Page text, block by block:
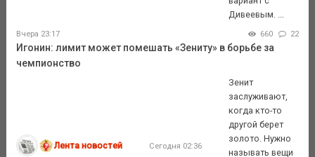
Дивеевым. ...
Вчера 23:17 660 22
Игонин: лимит может помешать «Зениту» в борьбе за
чемпионство
Лента новостей Сегодня 02:36
Зенит
заслуживают,
когда кто-то
другой берет
золото. Нужно
называть вещи